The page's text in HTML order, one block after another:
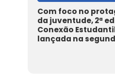
Com foco no
da juventude, 2ª
Conexão
lançada na